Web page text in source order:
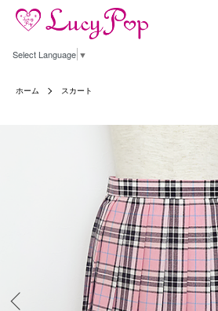
Select Language ▼
ホーム スカート